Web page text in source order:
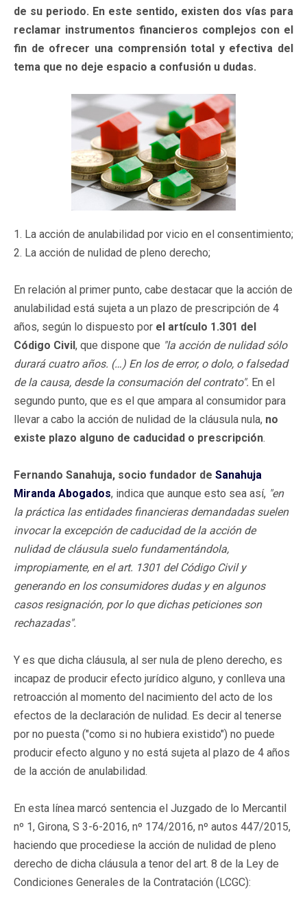
de su periodo. En este sentido, existen dos vías para
reclamar instrumentos financieros complejos con el
fin de ofrecer una comprensión total y efectiva del
tema que no deje espacio a confusión u dudas.
1. La acción de anulabilidad por vicio en el consentimiento;
2. La acción de nulidad de pleno derecho;
En relación al primer punto, cabe destacar que la acción de
anulabilidad está sujeta a un plazo de prescripción de 4
años, según lo dispuesto por el artículo 1.301 del
Código Civil, que dispone que "la acción de nulidad sólo
durará cuatro años. (…) En los de error, o dolo, o falsedad
de la causa, desde la consumación del contrato". En el
segundo punto, que es el que ampara al consumidor para
llevar a cabo la acción de nulidad de la cláusula nula, no
existe plazo alguno de caducidad o prescripción.
Fernando Sanahuja, socio fundador de Sanahuja
Miranda Abogados, indica que aunque esto sea así, "en
la práctica las entidades financieras demandadas suelen
invocar la excepción de caducidad de la acción de
nulidad de cláusula suelo fundamentándola,
impropiamente, en el art. 1301 del Código Civil y
generando en los consumidores dudas y en algunos
casos resignación, por lo que dichas peticiones son
rechazadas".
Y es que dicha cláusula, al ser nula de pleno derecho, es
incapaz de producir efecto jurídico alguno, y conlleva una
retroacción al momento del nacimiento del acto de los
efectos de la declaración de nulidad. Es decir al tenerse
por no puesta ("como si no hubiera existido") no puede
producir efecto alguno y no está sujeta al plazo de 4 años
de la acción de anulabilidad.
En esta línea marcó sentencia el Juzgado de lo Mercantil
nº 1, Girona, S 3-6-2016, nº 174/2016, nº autos 447/2015,
haciendo que procediese la acción de nulidad de pleno
derecho de dicha cláusula a tenor del art. 8 de la Ley de
Condiciones Generales de la Contratación (LCGC):